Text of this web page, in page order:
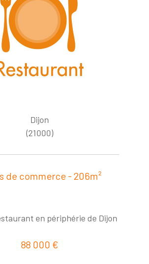
Dijon
(21000)
de commerce - 206m²
en périphérie de Dijon
88 000 €